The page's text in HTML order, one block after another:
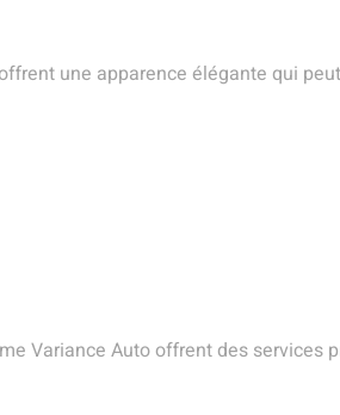
une apparence élégante qui
Variance Auto offrent des services